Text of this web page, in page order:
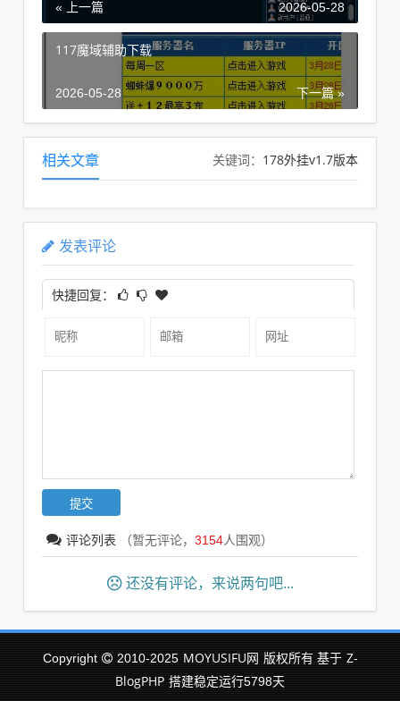
« 上一篇 2026-05-28
117魔域辅助下载
下一篇 »
2026-05-28
相关文章 关键词： 178外挂v1.7版本
发表评论
快捷回复：
评论列表 （暂无评论，3154人围观）
还没有评论，来说两句吧...
Copyright 2010-2025 MOYUSIFU网 版权所有 基于 Z-
BlogPHP 搭建稳定运行5798天